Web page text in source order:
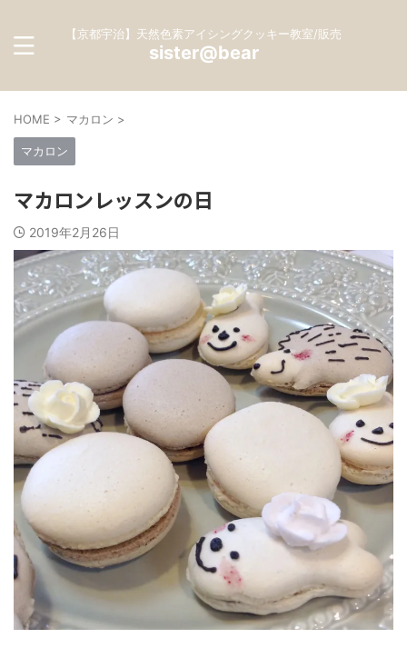
【京都宇治】天然色素アイシングクッキー教室/販売
sister@bear
HOME > マカロン >
マカロン
マカロンレッスンの日
2019年2月26日